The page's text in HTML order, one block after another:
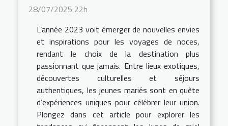
28/07/2025 22h
L’année 2023 voit émerger de nouvelles envies
et inspirations pour les voyages de noces,
rendant le choix de la destination plus
passionnant que jamais. Entre lieux exotiques,
découvertes culturelles et séjours
authentiques, les jeunes mariés sont en quête
d’expériences uniques pour célébrer leur union.
Plongez dans cet article pour explorer les